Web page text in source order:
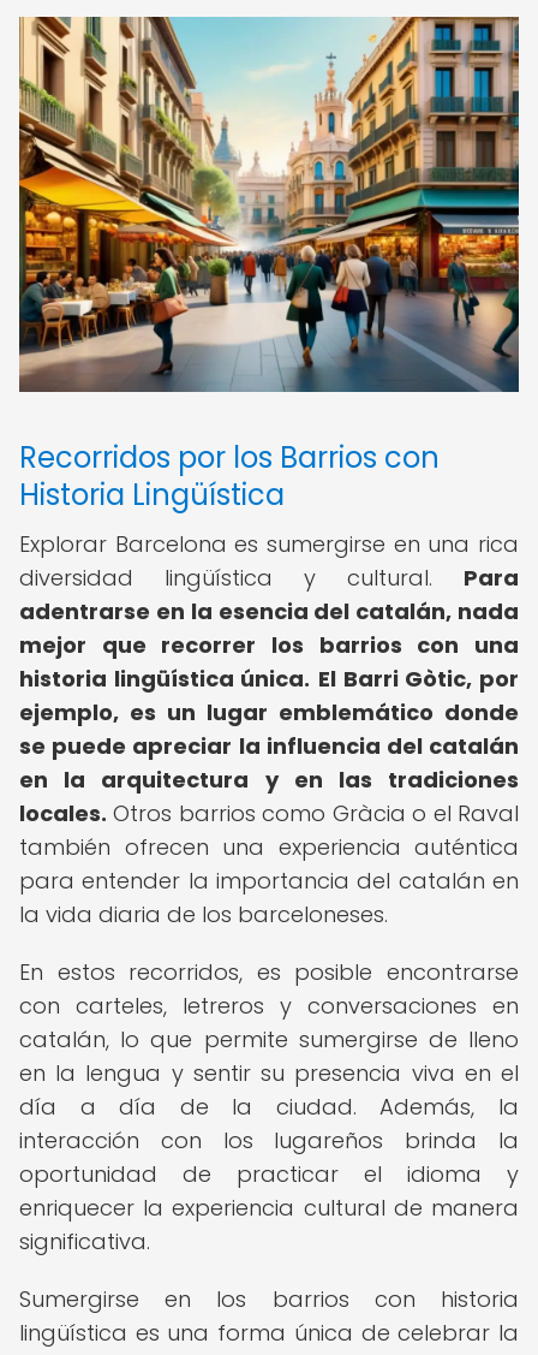
Recorridos por los Barrios con
Historia Lingüística
Explorar Barcelona es sumergirse en una rica
diversidad lingüística y cultural. Para
adentrarse en la esencia del catalán, nada
mejor que recorrer los barrios con una
historia lingüística única. El Barri Gòtic, por
ejemplo, es un lugar emblemático donde
se puede apreciar la influencia del catalán
en la arquitectura y en las tradiciones
locales. Otros barrios como Gràcia o el Raval
también ofrecen una experiencia auténtica
para entender la importancia del catalán en
la vida diaria de los barceloneses.
En estos recorridos, es posible encontrarse
con carteles, letreros y conversaciones en
catalán, lo que permite sumergirse de lleno
en la lengua y sentir su presencia viva en el
día a día de la ciudad. Además, la
interacción con los lugareños brinda la
oportunidad de practicar el idioma y
enriquecer la experiencia cultural de manera
significativa.
Sumergirse en los barrios con historia
lingüística es una forma única de celebrar la